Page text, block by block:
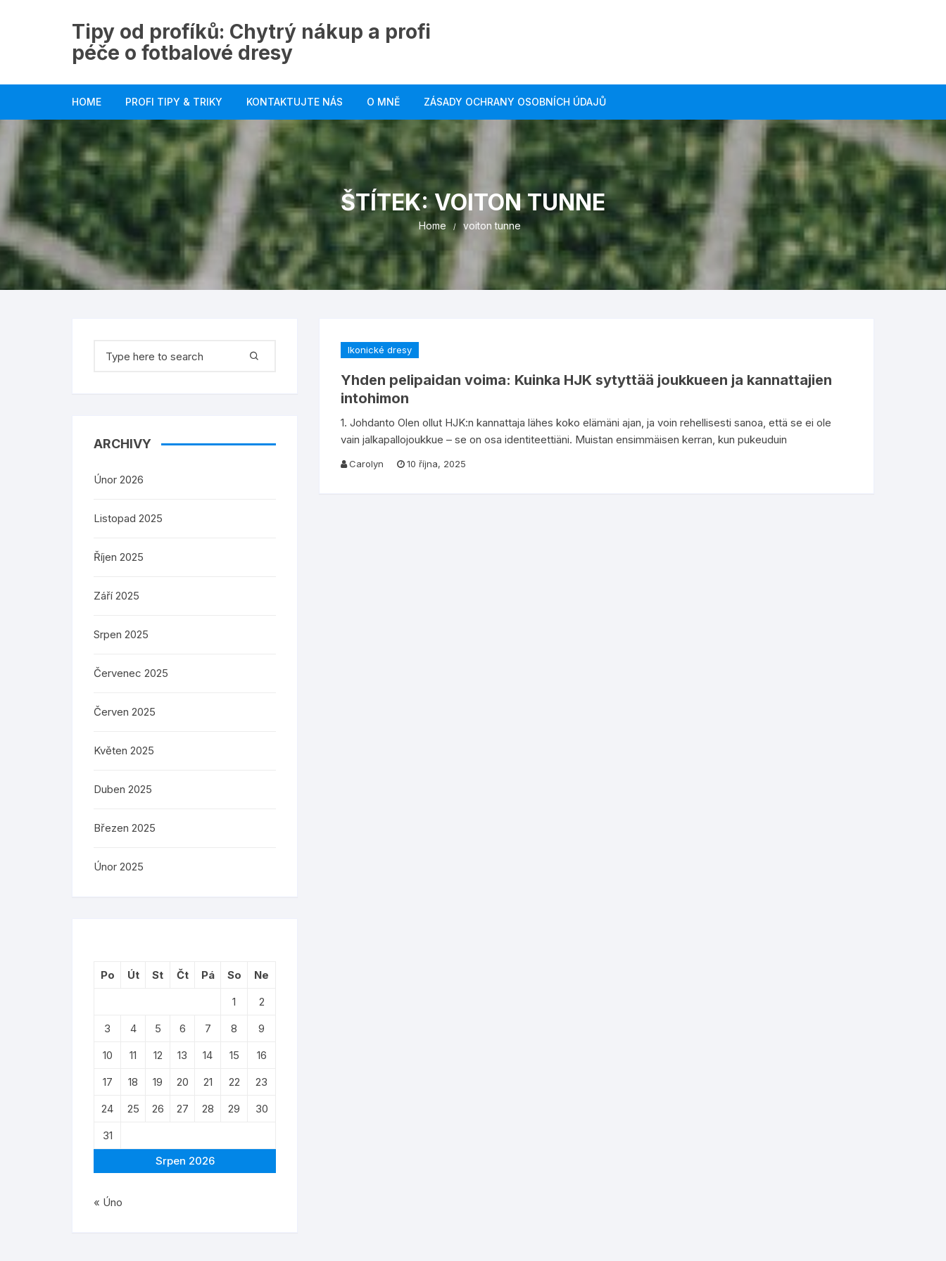
Tipy od profíků: Chytrý nákup a profi
péče o fotbalové dresy
HOME PROFI TIPY & TRIKY KONTAKTUJTE NÁS O MNĚ ZÁSADY OCHRANY OSOBNÍCH ÚDAJŮ
ŠTÍTEK:VOITON TUNNE
Home voiton tunne
Ikonické dresy
Yhden pelipaidan voima: Kuinka HJK sytyttää joukkueen ja kannattajien
intohimon
1. Johdanto Olen ollut HJK:n kannattaja lähes koko elämäni ajan, ja voin rehellisesti sanoa, että se ei ole
vain jalkapallojoukkue – se on osa identiteettiäni. Muistan ensimmäisen kerran, kun pukeuduin
Carolyn 10 října, 2025
for:
ARCHIVY
Únor 2026
Listopad 2025
Říjen 2025
Září 2025
Srpen 2025
Červenec 2025
Červen 2025
Květen 2025
Duben 2025
Březen 2025
Únor 2025
Srpen 2026
Po Út St Čt Pá So
Ne
1
2
3
4 5 6 7 8
9
10
11 12 13 14 15
16
17
18 19 20 21 22
23
24
25 26 27 28 29
30
31
« Úno